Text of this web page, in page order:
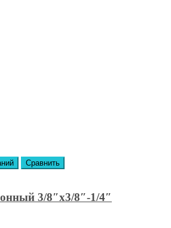
Сравнить
3/8″x3/8″-1/4″